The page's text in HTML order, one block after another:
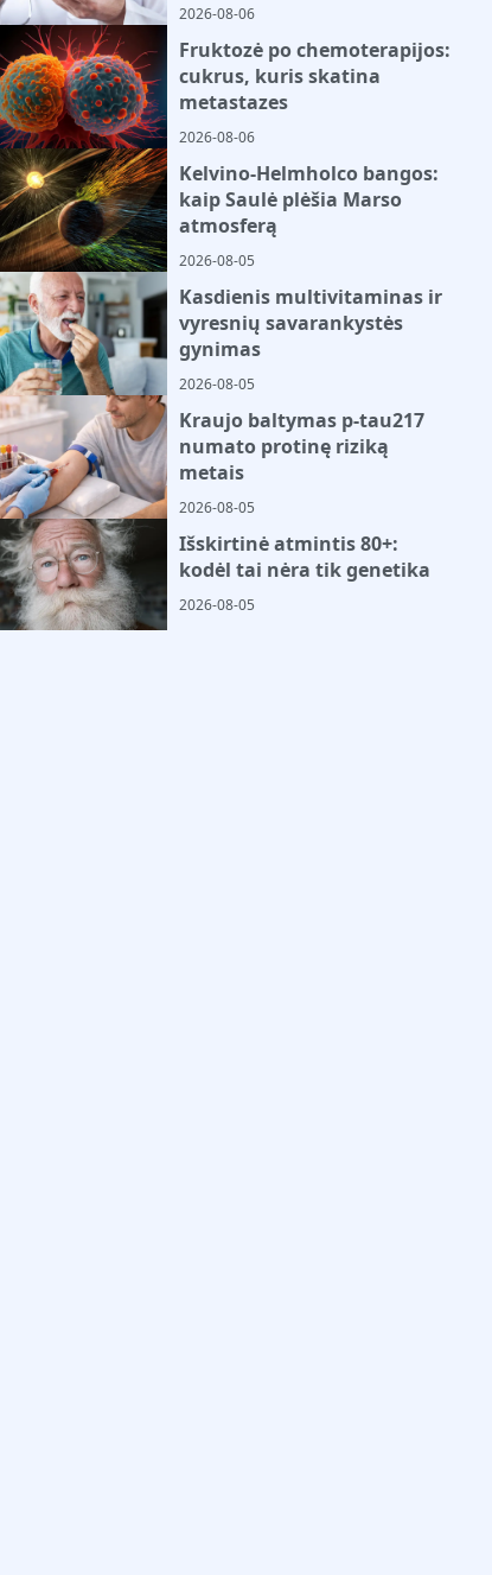
2026-08-06
Fruktozė po chemoterapijos:
cukrus, kuris skatina
metastazes
2026-08-06
Kelvino-Helmholco bangos:
kaip Saulė plėšia Marso
atmosferą
2026-08-05
Kasdienis multivitaminas ir
vyresnių savarankystės
gynimas
2026-08-05
Kraujo baltymas p-tau217
numato protinę riziką
metais
2026-08-05
Išskirtinė atmintis 80+:
kodėl tai nėra tik genetika
2026-08-05